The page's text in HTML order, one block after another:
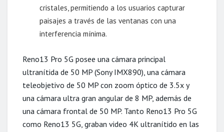
cristales, permitiendo a los usuarios capturar
paisajes a través de las ventanas con una
interferencia mínima.
Reno13 Pro 5G posee una cámara principal
ultranítida de 50 MP (Sony IMX890), una cámara
teleobjetivo de 50 MP con zoom óptico de 3.5x y
una cámara ultra gran angular de 8 MP, además de
una cámara frontal de 50 MP. Tanto Reno13 Pro 5G
como Reno13 5G, graban video 4K ultranítido en las